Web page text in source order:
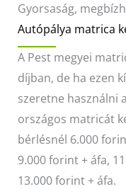
Gyorsaság,
Autópálya matrica
A Pest megyei
díjban, de ha ezen
szeretne használni
országos matricát
bérlésnél 6.000
9.000 forint + áfa,
13.000 forint + áfa.